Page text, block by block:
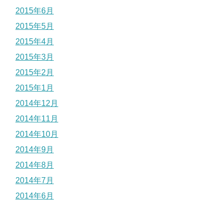
2015年6月
2015年5月
2015年4月
2015年3月
2015年2月
2015年1月
2014年12月
2014年11月
2014年10月
2014年9月
2014年8月
2014年7月
2014年6月